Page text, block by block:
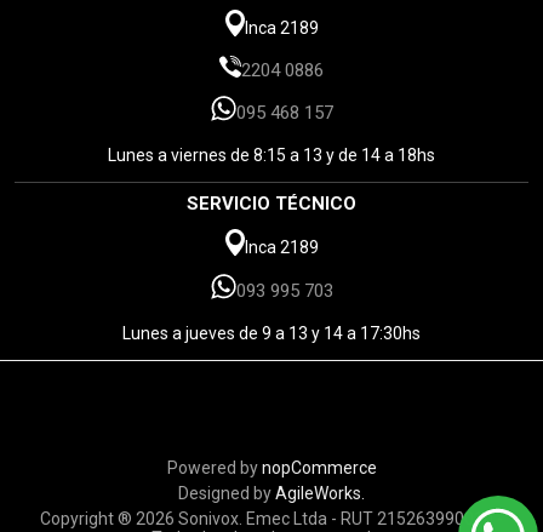
Inca 2189
2204 0886
095 468 157
Lunes a viernes de 8:15 a 13 y de 14 a 18hs
SERVICIO TÉCNICO
Inca 2189
093 995 703
Lunes a jueves de 9 a 13 y 14 a 17:30hs
Powered bynopCommerce
Designed byAgileWorks.
Copyright ® 2026 Sonivox. Emec Ltda - RUT 215263990010 -